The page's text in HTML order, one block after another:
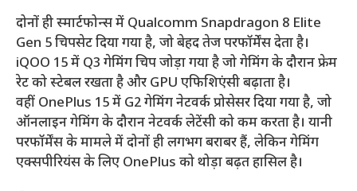
दोनों ही स्मार्टफोन्स में Qualcomm Snapdragon 8 Elite
Gen 5 चिपसेट दिया गया है, जो बेहद तेज परफॉर्मेंस देता है।
iQOO 15 में Q3 गेमिंग चिप जोड़ा गया है जो गेमिंग के दौरान फ्रेम
रेट को स्टेबल रखता है और GPU एफिशिएंसी बढ़ाता है।
वहीं OnePlus 15 में G2 गेमिंग नेटवर्क प्रोसेसर दिया गया है, जो
ऑनलाइन गेमिंग के दौरान नेटवर्क लेटेंसी को कम करता है। यानी
परफॉर्मेंस के मामले में दोनों ही लगभग बराबर हैं, लेकिन गेमिंग
एक्सपीरियंस के लिए OnePlus को थोड़ा बढ़त हासिल है।